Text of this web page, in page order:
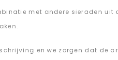
met andere sieraden uit
en we zorgen dat de